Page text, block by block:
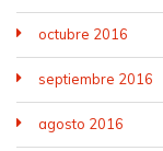
octubre 2016
septiembre 2016
agosto 2016